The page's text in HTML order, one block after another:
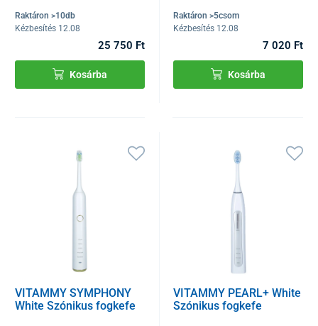
Raktáron >10db
Kézbesítés 12.08
25 750 Ft
Kosárba
Raktáron >5csom
Kézbesítés 12.08
7 020 Ft
Kosárba
VITAMMY SYMPHONY
White Szónikus fogkefe
VITAMMY PEARL+ White
Szónikus fogkefe